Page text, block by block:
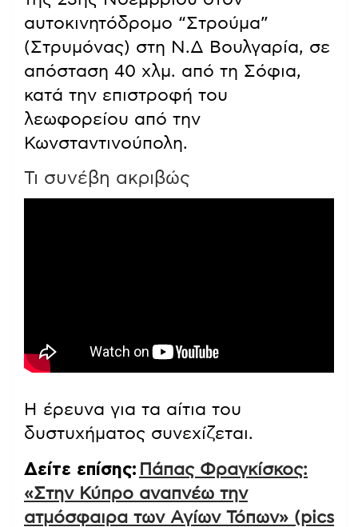
αυτοκινητόδρομο “Στρούμα”
(Στρυμόνας) στη Ν.Δ Βουλγαρία, σε
απόσταση 40 χλμ. από τη Σόφια,
κατά την επιστροφή του
λεωφορείου από την
Κωνσταντινούπολη.
Τι συνέβη ακριβώς
Η έρευνα για τα αίτια του
δυστυχήματος συνεχίζεται.
Δείτε επίσης: Πάπας Φραγκίσκος:
«Στην Κύπρο αναπνέω την
ατμόσφαιρα των Αγίων Τόπων» (pics